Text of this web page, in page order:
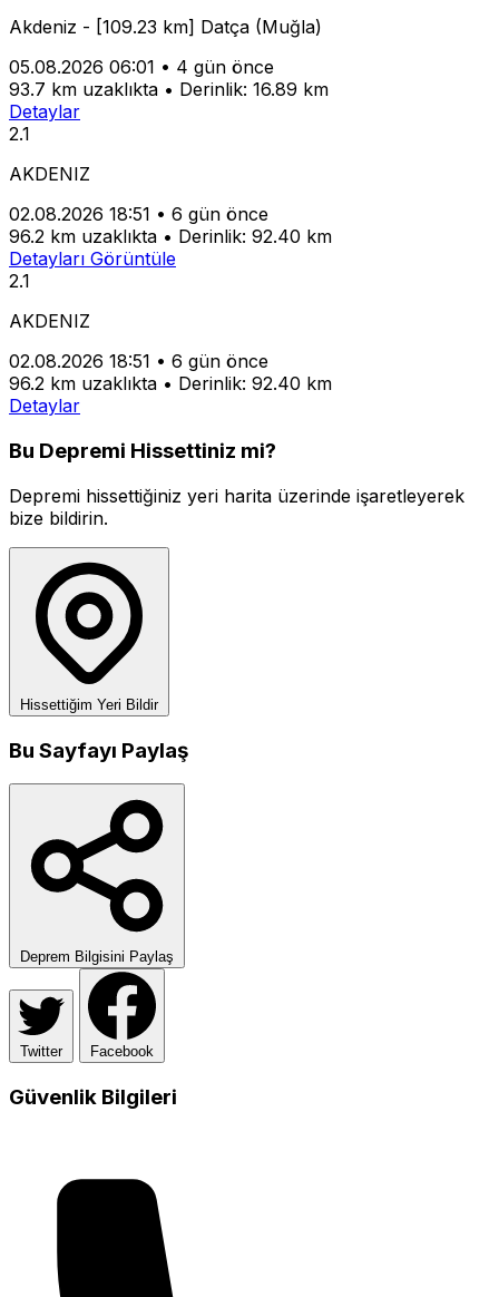
Akdeniz - [109.23 km] Datça (Muğla)
05.08.2026 06:01 • 4 gün önce
93.7 km uzaklıkta • Derinlik: 16.89 km
Detaylar
2.1
AKDENIZ
02.08.2026 18:51 • 6 gün önce
96.2 km uzaklıkta • Derinlik: 92.40 km
Detayları Görüntüle
2.1
AKDENIZ
02.08.2026 18:51 • 6 gün önce
96.2 km uzaklıkta • Derinlik: 92.40 km
Detaylar
Bu Depremi Hissettiniz mi?
Depremi hissettiğiniz yeri harita üzerinde işaretleyerek
bize bildirin.
Hissettiğim Yeri Bildir
Bu Sayfayı Paylaş
Deprem Bilgisini Paylaş
Twitter Facebook
Güvenlik Bilgileri